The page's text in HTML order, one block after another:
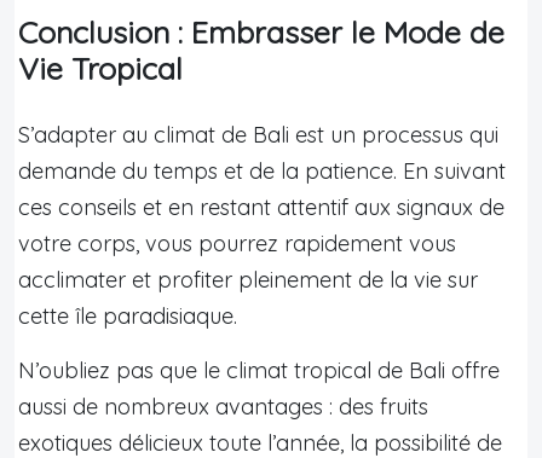
Conclusion : Embrasser le Mode de
Vie Tropical
S’adapter au climat de Bali est un processus qui
demande du temps et de la patience. En suivant
ces conseils et en restant attentif aux signaux de
votre corps, vous pourrez rapidement vous
acclimater et profiter pleinement de la vie sur
cette île paradisiaque.
N’oubliez pas que le climat tropical de Bali offre
aussi de nombreux avantages : des fruits
exotiques délicieux toute l’année, la possibilité de